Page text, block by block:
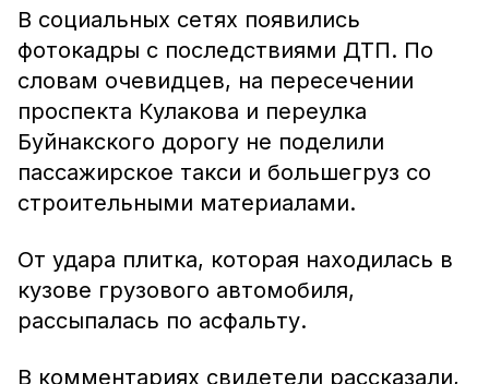
В социальных сетях появились
фотокадры с последствиями ДТП. По
словам очевидцев, на пересечении
проспекта Кулакова и переулка
Буйнакского дорогу не поделили
пассажирское такси и большегруз со
строительными материалами.
От удара плитка, которая находилась в
кузове грузового автомобиля,
рассыпалась по асфальту.
В комментариях свидетели рассказали,